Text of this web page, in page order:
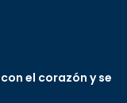
el corazón y se